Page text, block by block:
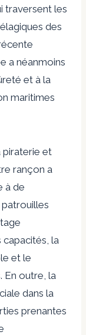
traversent les
des
a néanmoins
et à la
maritimes
piraterie et
rançon a
à de
capacités, la
et le
En outre, la
dans la
prenantes